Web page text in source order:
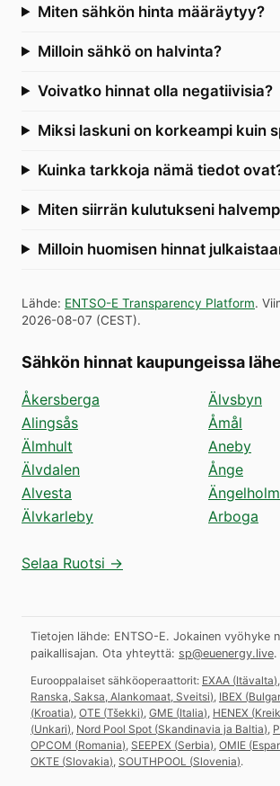
Miten sähkön hinta määräytyy?
Milloin sähkö on halvinta?
Voivatko hinnat olla negatiivisia?
Miksi laskuni on korkeampi kuin
Kuinka tarkkoja nämä tiedot
Miten siirrän kulutukseni
Milloin huomisen hinnat
Lähde: ENTSO-E Transparency Platform.
2026-08-07 (CEST).
Sähkön hinnat kaupungeissa
Åkersberga
Alingsås
Älmhult
Älvdalen
Alvesta
Älvkarleby
Älvsbyn
Åmål
Aneby
Ånge
Ängelholm
Arboga
Selaa Ruotsi →
Tietojen lähde: ENTSO-E. Jokainen vyöhyke
paikallisajan. Ota yhteyttä: sp@euenergy.live.
Eurooppalaiset sähköoperaattorit: EXAA (Itävalta)
Ranska, Saksa, Alankomaat, Sveitsi) IBEX (
(Kroatia) OTE (Tšekki) GME (Italia) HENEX (
(Unkari) Nord Pool Spot (Skandinavia ja Baltia)
OPCOM (Romania) SEEPEX (Serbia) OMIE (
OKTE (Slovakia) SOUTHPOOL (Slovenia).